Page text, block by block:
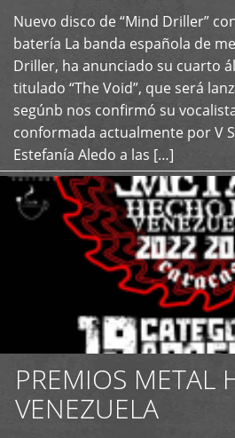
Nuevo disco de “Mind Driller”
batería La banda española de
Driller, ha anunciado su cuarto
titulado “The Void”, que será
segúnb nos confirmó su
conformada actualmente por V
Estefanía Aledo a las […]
+
PREMIOS METAL
VENEZUELA